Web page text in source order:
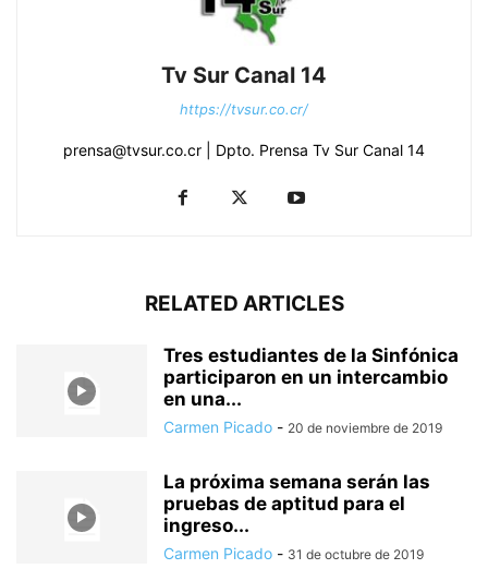
Tv Sur Canal 14
https://tvsur.co.cr/
prensa@tvsur.co.cr | Dpto. Prensa Tv Sur Canal 14
RELATED ARTICLES
Tres estudiantes de la Sinfónica
participaron en un intercambio
en una...
Carmen Picado - 20 de noviembre de 2019
La próxima semana serán las
pruebas de aptitud para el
ingreso...
Carmen Picado - 31 de octubre de 2019